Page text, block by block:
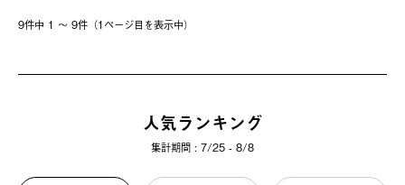
9件中 1 〜 9件（1ページ⽬を表⽰中）
人気ランキング
集計期間 : 7/25 - 8/8